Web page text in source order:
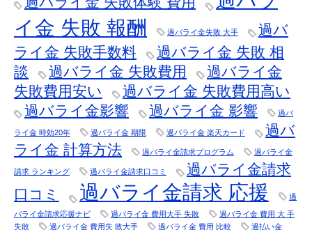
イ金 失敗 報酬
過バライ金失敗 大手
過バ
ライ金 失敗手数料
過バライ金 失敗 相
談
過バライ金 失敗費用
過バライ金
失敗費用安い
過バライ金 失敗費用高い
過バライ金影響
過バライ金 影響 過バ
ライ金 時効20年 過バライ金 期限 過バライ金 楽天カード
過バ
ライ金 計算方法
過バライ金請求プログラム 過バライ金
請求 ランキング 過バライ金請求口コミ
過バライ金請求
口コミ
過バライ金請求 応援 過
バライ金請求応援ナビ 過バライ金 費用大手 失敗
過バライ金 費用 大 手
失敗
過バライ金 費用失 敗大手 過バライ金 費用 比較 過払い金